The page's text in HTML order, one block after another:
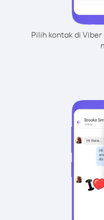
Pilih kontak di